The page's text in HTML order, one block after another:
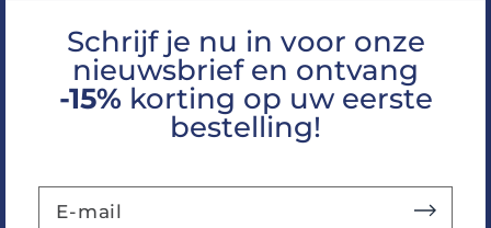
Schrijf je nu in voor onze
nieuwsbrief en ontvang
-15% korting op uw eerste
bestelling!